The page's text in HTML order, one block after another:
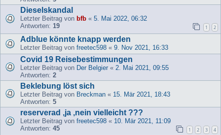
Dieselskandal
Letzter Beitrag von bfb « 5. Mai 2022, 06:32
Antworten: 19 1 2
Adblue könnte knapp werden
Letzter Beitrag von freetec598 « 9. Nov 2021, 16:33
Covid 19 Reisebestimmungen
Letzter Beitrag von Der Belgier « 2. Mai 2021, 09:55
Antworten: 2
Beklebung löst sich
Letzter Beitrag von Breckman « 15. Mär 2021, 18:43
Antworten: 5
reserverad ,ja ,nein vielleicht ???
Letzter Beitrag von freetec598 « 10. Mär 2021, 11:09
Antworten: 45 1 2 3 4